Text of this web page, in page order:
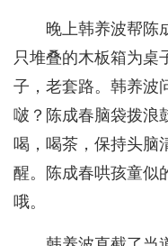
晚上韩养波帮陈
只堆叠的木板箱为桌
子，老套路。韩养波
啵？陈成春脑袋拨浪
喝，喝茶，保持头脑
醒。陈成春哄孩童似
哦。